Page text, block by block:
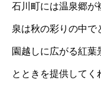
石川町には温泉郷が
泉は秋の彩りの中で
園越しに広がる紅葉
とときを提供してく